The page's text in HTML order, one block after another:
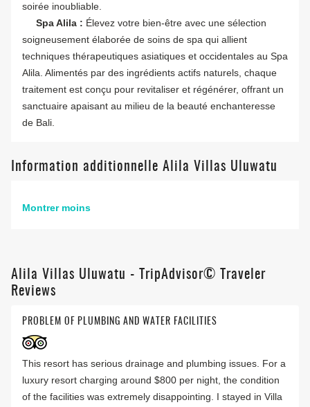
soirée inoubliable.
Spa Alila : Élevez votre bien-être avec une sélection
soigneusement élaborée de soins de spa qui allient
techniques thérapeutiques asiatiques et occidentales au Spa
Alila. Alimentés par des ingrédients actifs naturels, chaque
traitement est conçu pour revitaliser et régénérer, offrant un
sanctuaire apaisant au milieu de la beauté enchanteresse
de Bali.
Information additionnelle Alila Villas Uluwatu
Montrer moins
Alila Villas Uluwatu - TripAdvisor© Traveler
Reviews
PROBLEM OF PLUMBING AND WATER FACILITIES
This resort has serious drainage and plumbing issues. For a
luxury resort charging around $800 per night, the condition
of the facilities was extremely disappointing. I stayed in Villa